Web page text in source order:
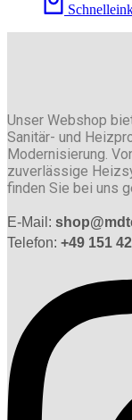
Unser Webshop
Sanitär- und
Modernisierung.
zuverlässige
finden Sie bei uns
E-Mail:
Telefon: +49 151